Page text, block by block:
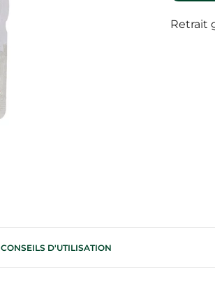
Retrait
CONSEILS D'UTILISATION